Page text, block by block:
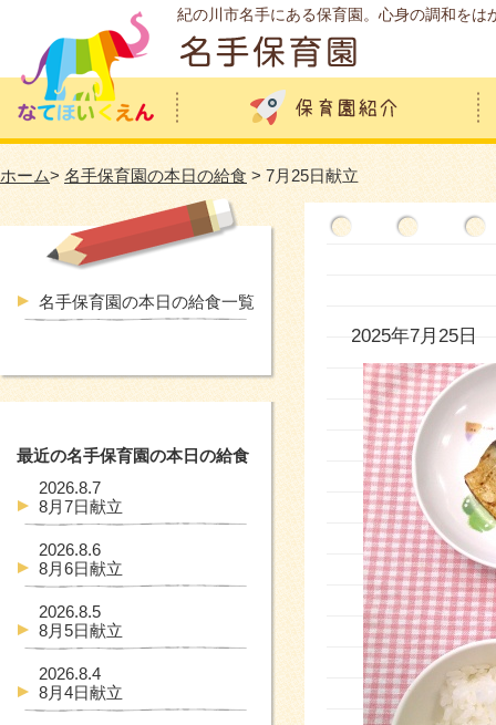
紀の川市名手にある保育園。心身の調和を
ホーム> 名手保育園の本日の給食 > 7月25日献立
2025年7月25日
名手保育園の本日の給食一覧
最近の名手保育園の本日の給食
2026.8.7
8月7日献立
2026.8.6
8月6日献立
2026.8.5
8月5日献立
2026.8.4
8月4日献立